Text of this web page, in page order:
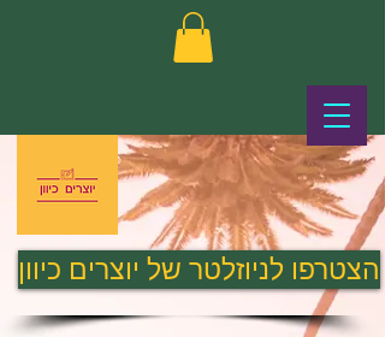
הצטרפו לניוזלטר של יוצרים כיוון